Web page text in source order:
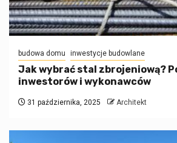
budowa domu inwestycje budowlane
Jak wybrać stal zbrojeniową?
inwestorów i wykonawców
31 października, 2025 Architekt